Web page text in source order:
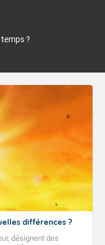
?
différences ?
désignent des